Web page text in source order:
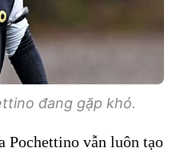
đang gặp khó.
Pochettino vẫn luôn tạo